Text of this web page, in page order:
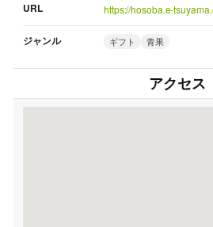
URL https://hosoba.e-
ジャンル ギフト 青果
アクセス